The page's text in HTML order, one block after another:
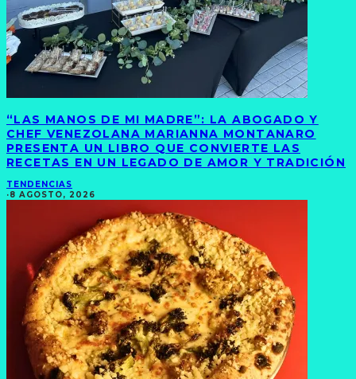
“LAS MANOS DE MI MADRE”: LA ABOGADO Y
CHEF VENEZOLANA MARIANNA MONTANARO
PRESENTA UN LIBRO QUE CONVIERTE LAS
RECETAS EN UN LEGADO DE AMOR Y TRADICIÓN
TENDENCIAS
·8 AGOSTO, 2026